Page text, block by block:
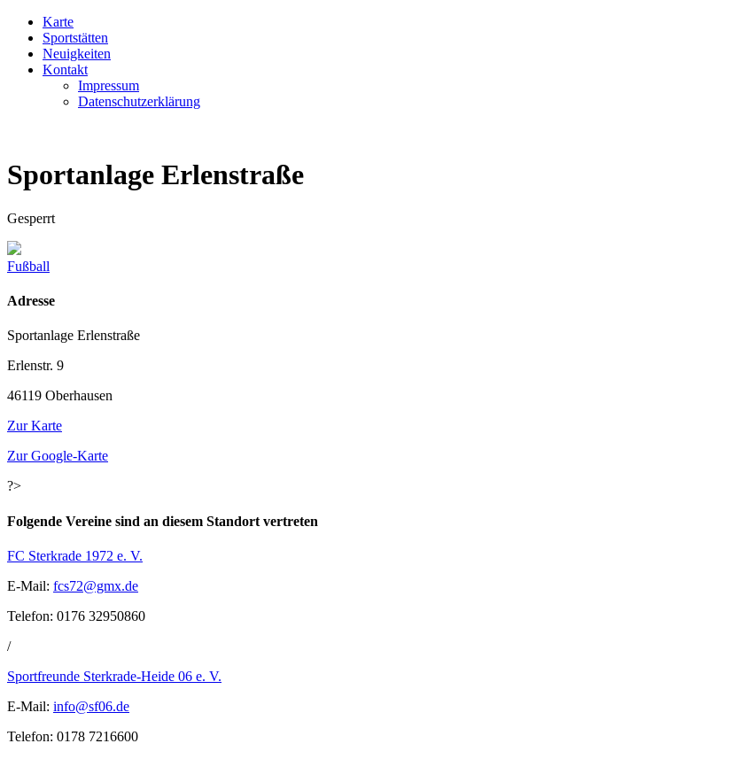
Karte
Sportstätten
Neuigkeiten
Kontakt
Impressum
Datenschutzerklärung
Sportanlage Erlenstraße
Gesperrt
Fußball
Adresse
Sportanlage Erlenstraße
Erlenstr. 9
46119 Oberhausen
Zur Karte
Zur Google-Karte
?>
Folgende Vereine sind an diesem Standort vertreten
FC Sterkrade 1972 e. V.
E-Mail: ed.xmg@27scf
Telefon: 0176 32950860
/
Sportfreunde Sterkrade-Heide 06 e. V.
E-Mail: ed.60fs@ofni
Telefon: 0178 7216600